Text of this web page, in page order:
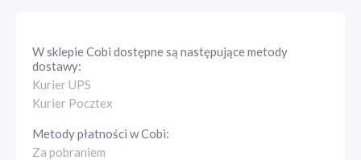
W sklepieCobi dostępne są następujące metody
dostawy:
Kurier UPS
Kurier Pocztex
Metody płatności wCobi:
Za pobraniem